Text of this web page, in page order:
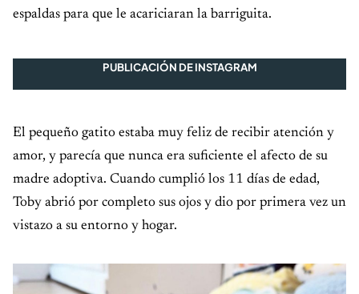
espaldas para que le acariciaran la barriguita.
PUBLICACIÓN DE INSTAGRAM
El pequeño gatito estaba muy feliz de recibir atención y
amor, y parecía que nunca era suficiente el afecto de su
madre adoptiva. Cuando cumplió los 11 días de edad,
Toby abrió por completo sus ojos y dio por primera vez un
vistazo a su entorno y hogar.